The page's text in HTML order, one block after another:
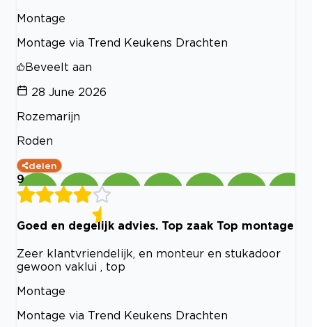
Montage
Montage via Trend Keukens Drachten
Beveelt aan
28 June 2026
Rozemarijn
Roden
delen
9
Goed en degelijk advies. Top zaak Top montage
Zeer klantvriendelijk, en monteur en stukadoor
gewoon vaklui , top
Montage
Montage via Trend Keukens Drachten